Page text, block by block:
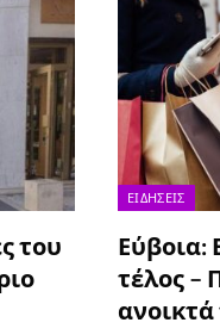
του
ΕΙΔΉΣΕΙΣ
Εύβοια:
τέλος –